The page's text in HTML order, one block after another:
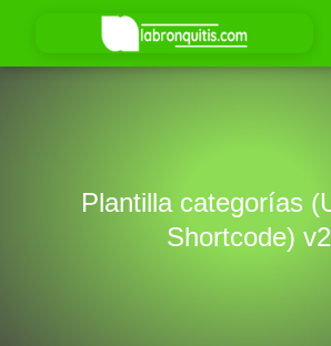
Plantilla categorías
Shortcode) v2